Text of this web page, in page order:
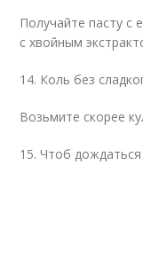
Получайте пасту с
с хвойным
14. Коль без
Возьмите скорее
15. Чтоб